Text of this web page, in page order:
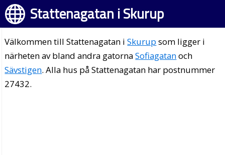
Stattenagatan i Skurup
Välkommen till Stattenagatan iSkurup som ligger i
närheten av bland andra gatornaSofiagatanoch
Sävstigen. Alla hus på Stattenagatan har postnummer
27432.